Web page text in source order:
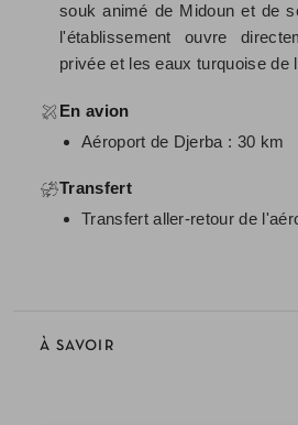
souk animé de Midoun et de
l'établissement ouvre
privée et les eaux turquoise de
En avion
Aéroport de Djerba : 30 km
Transfert
Transfert aller-retour de
À SAVOIR